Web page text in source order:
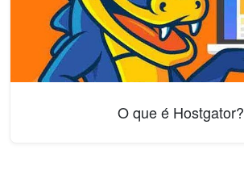
O que é Hostgator?